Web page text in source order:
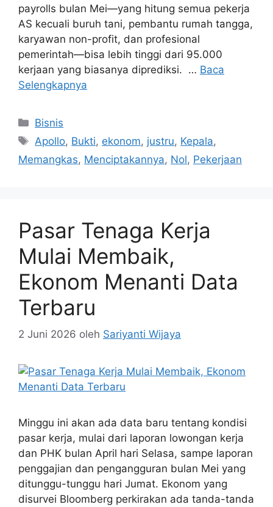
payrolls bulan Mei—yang hitung semua pekerja
AS kecuali buruh tani, pembantu rumah tangga,
karyawan non-profit, dan profesional
pemerintah—bisa lebih tinggi dari 95.000
kerjaan yang biasanya diprediksi. … Baca
Selengkapnya
Kategori
Bisnis
Tag
Apollo, Bukti, ekonom, justru, Kepala,
Memangkas, Menciptakannya, Nol, Pekerjaan
Pasar Tenaga Kerja
Mulai Membaik,
Ekonom Menanti Data
Terbaru
2 Juni 2026 oleh Sariyanti Wijaya
Minggu ini akan ada data baru tentang kondisi
pasar kerja, mulai dari laporan lowongan kerja
dan PHK bulan April hari Selasa, sampe laporan
penggajian dan pengangguran bulan Mei yang
ditunggu-tunggu hari Jumat. Ekonom yang
disurvei Bloomberg perkirakan ada tanda-tanda